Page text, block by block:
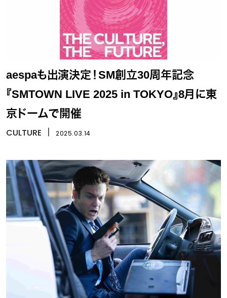
aespaも出演決定！SM創立30周年記念
『SMTOWN LIVE 2025 in TOKYO』8月に東
京ドームで開催
CULTURE 2025.03.14